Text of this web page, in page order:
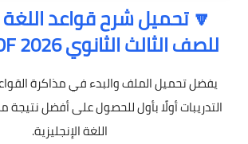
🔽 تحميل شرح قواعد اللغة
للصف الثالث الثانوي 2026 PDF من هنا.
يفضل تحميل الملف والبدء في مذاكرة
التدريبات أولًا بأول للحصول على أفضل
اللغة الإنجليزية.